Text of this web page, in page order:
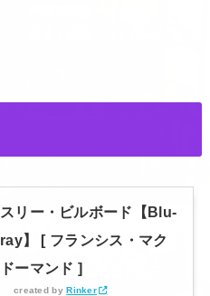
スリー・ビルボード【Blu-
ray】 [ フランシス・マク
ドーマンド ]
created byRinker